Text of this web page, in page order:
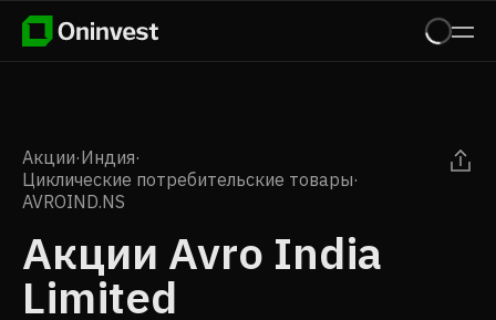
Акции·Индия·
Циклические потребительские товары·
AVROIND.NS
Акции Avro India
Limited